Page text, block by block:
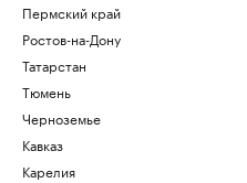
Пермский край
Ростов-на-Дону
Татарстан
Тюмень
Черноземье
Кавказ
Карелия